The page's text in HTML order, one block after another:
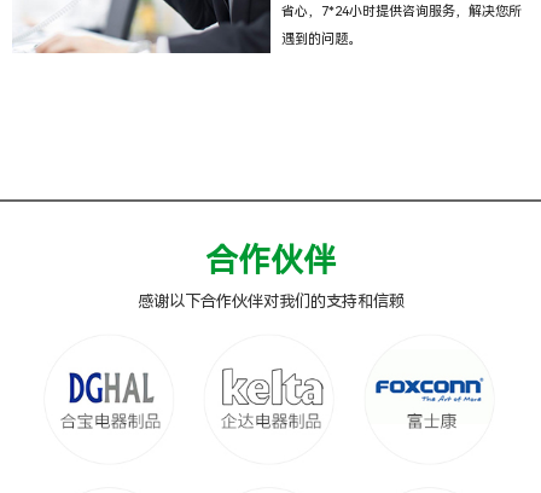
省心，7*24小时提供咨询服务，解决您所
遇到的问题。
合作伙伴
感谢以下合作伙伴对我们的支持和信赖